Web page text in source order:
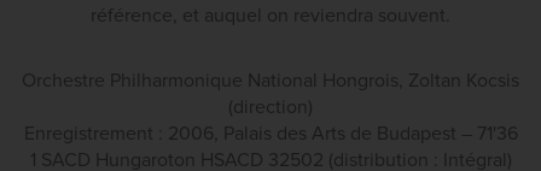
référence, et auquel on reviendra souvent.
Orchestre Philharmonique National Hongrois, Zoltan Kocsis
(direction)
Enregistrement : 2006, Palais des Arts de Budapest – 71'36
1 SACD Hungaroton HSACD 32502 (distribution : Intégral)